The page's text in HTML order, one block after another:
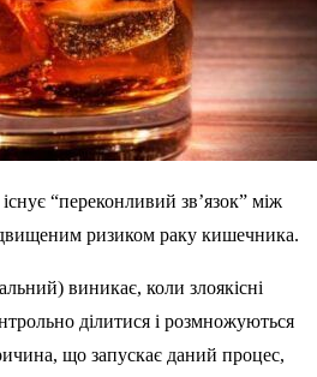
“переконливий зв’язок” між
ризиком раку кишечника.
виникає, коли злоякісні
ділитися і розмножуються
що запускає даний процес,